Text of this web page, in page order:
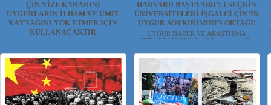
ÇİN,VİZE KARARINI
UYGURLARIN İLHAM VE ÜMİT
KAYNAĞINI YOK ETMEK İÇİN
KULLANACAKTIR
HARVARD BAŞTA ABD’LI SEÇKİN
ÜNİVERSİTELERİ İŞGALCİ ÇİN’İN
UYGUR SOYKIRIMININ ORTAĞI!
UYGUR HABER VE ARAŞTIRMA
MERKEZİ(UYHAM) ABD. merkezli H...